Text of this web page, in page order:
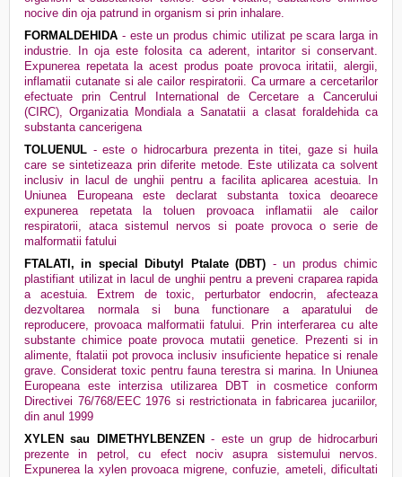
nocive din oja patrund in organism si prin inhalare.
FORMALDEHIDA - este un produs chimic utilizat pe scara larga in
industrie. In oja este folosita ca aderent, intaritor si conservant.
Expunerea repetata la acest produs poate provoca iritatii, alergii,
inflamatii cutanate si ale cailor respiratorii. Ca urmare a cercetarilor
efectuate prin Centrul International de Cercetare a Cancerului
(CIRC), Organizatia Mondiala a Sanatatii a clasat foraldehida ca
substanta cancerigena
TOLUENUL - este o hidrocarbura prezenta in titei, gaze si huila
care se sintetizeaza prin diferite metode. Este utilizata ca solvent
inclusiv in lacul de unghii pentru a facilita aplicarea acestuia. In
Uniunea Europeana este declarat substanta toxica deoarece
expunerea repetata la toluen provoaca inflamatii ale cailor
respiratorii, ataca sistemul nervos si poate provoca o serie de
malformatii fatului
FTALATI, in special Dibutyl Ptalate (DBT) - un produs chimic
plastifiant utilizat in lacul de unghii pentru a preveni craparea rapida
a acestuia. Extrem de toxic, perturbator endocrin, afecteaza
dezvoltarea normala si buna functionare a aparatului de
reproducere, provoaca malformatii fatului. Prin interferarea cu alte
substante chimice poate provoca mutatii genetice. Prezenti si in
alimente, ftalatii pot provoca inclusiv insuficiente hepatice si renale
grave. Considerat toxic pentru fauna terestra si marina. In Uniunea
Europeana este interzisa utilizarea DBT in cosmetice conform
Directivei 76/768/EEC 1976 si restrictionata in fabricarea jucariilor,
din anul 1999
XYLEN sau DIMETHYLBENZEN - este un grup de hidrocarburi
prezente in petrol, cu efect nociv asupra sistemului nervos.
Expunerea la xylen provoaca migrene, confuzie, ameteli, dificultati